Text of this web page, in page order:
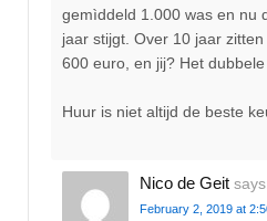
gemìddeld 1.000 was en nu
jaar stijgt. Over 10 jaar
600 euro, en jij? Het
Huur is niet altijd de beste
Nico de Geit
February 2, 2019 at